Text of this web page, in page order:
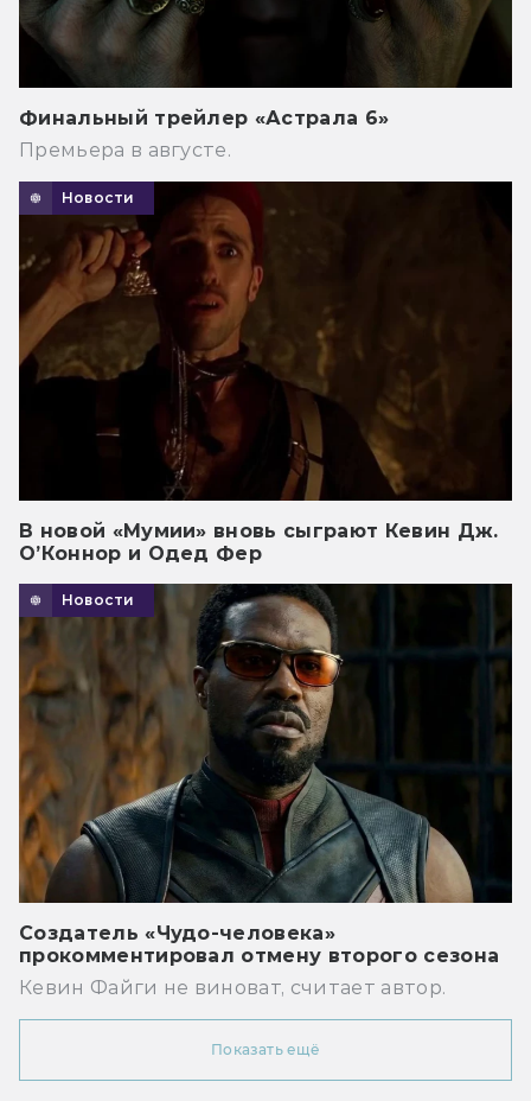
Финальный трейлер «Астрала 6»
Премьера в августе.
Новости
В новой «Мумии» вновь сыграют Кевин Дж.
О’Коннор и Одед Фер
Новости
Создатель «Чудо-человека»
прокомментировал отмену второго сезона
Кевин Файги не виноват, считает автор.
Показать ещё